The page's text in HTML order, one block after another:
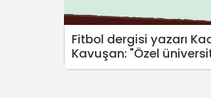
Fitbol dergisi yazarı
Kavuşan: "Özel
o maaşa çalışır mı